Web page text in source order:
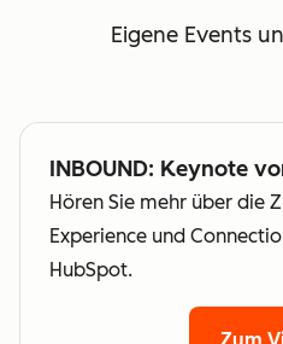
Eigene Events
INBOUND: Keynote
Hören Sie mehr über die
Experience und
HubSpot.